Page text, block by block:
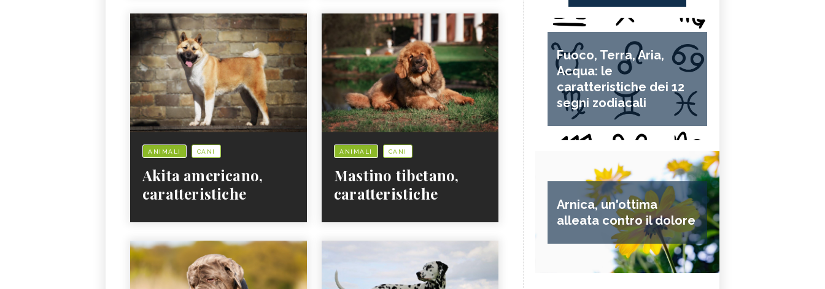
ANIMALI CANI
Akita americano,
caratteristiche
ANIMALI CANI
Mastino tibetano,
caratteristiche
Fuoco, Terra, Aria,
Acqua: le
caratteristiche dei 12
segni zodiacali
Arnica, un'ottima
alleata contro il dolore